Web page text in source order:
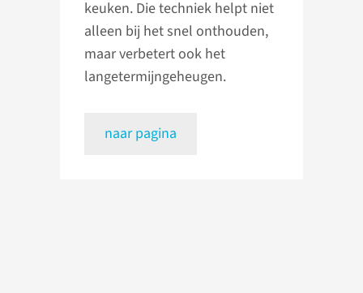
keuken. Die techniek helpt niet
alleen bij het snel onthouden,
maar verbetert ook het
langetermijngeheugen.
naar pagina